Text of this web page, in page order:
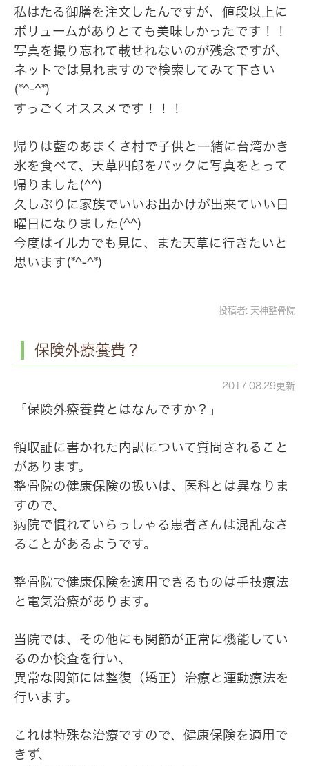
私はたる御膳を注文したんですが、値段以上に
ボリュームがありとても美味しかったです！！
写真を撮り忘れて載せれないのが残念ですが、
ネットでは見れますので検索してみて下さい
(*^-^*)
すっごくオススメです！！！
帰りは藍のあまくさ村で子供と一緒に台湾かき
氷を食べて、天草四郎をバックに写真をとって
帰りました(^^)
久しぶりに家族でいいお出かけが出来ていい日
曜日になりました(^^)
今度はイルカでも見に、また天草に行きたいと
思います(*^-^*)
投稿者: 天神整骨院
保険外療養費？
2017.08.29更新
「保険外療養費とはなんですか？」
領収証に書かれた内訳について質問されること
があります。
整骨院の健康保険の扱いは、医科とは異なりま
すので、
病院で慣れていらっしゃる患者さんは混乱なさ
ることがあるようです。
整骨院で健康保険を適用できるものは手技療法
と電気治療があります。
当院では、その他にも関節が正常に機能してい
るのか検査を行い、
異常な関節には整復（矯正）治療と運動療法を
行います。
これは特殊な治療ですので、健康保険を適用で
きず、